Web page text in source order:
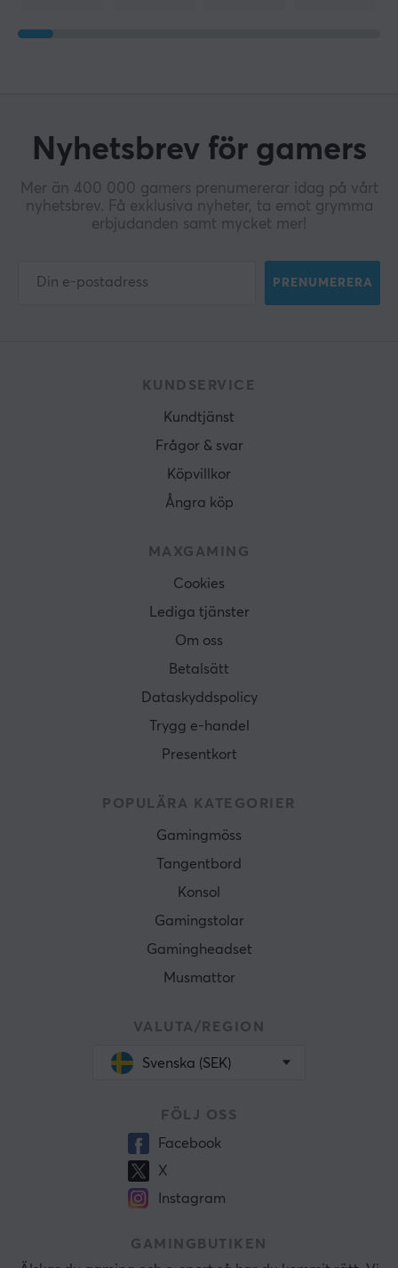
Nyhetsbrev för gamers
Mer än 400 000 gamers prenumererar idag på vårt
nyhetsbrev. Få exklusiva nyheter, ta emot grymma
erbjudanden samt mycket mer!
PRENUMERERA
KUNDSERVICE
Kundtjänst
Frågor & svar
Köpvillkor
Ångra köp
MAXGAMING
Cookies
Lediga tjänster
Om oss
Betalsätt
Dataskyddspolicy
Trygg e-handel
Presentkort
POPULÄRA KATEGORIER
Gamingmöss
Tangentbord
Konsol
Gamingstolar
Gamingheadset
Musmattor
VALUTA/REGION
Svenska (SEK)
FÖLJ OSS
Facebook
X
Instagram
GAMINGBUTIKEN